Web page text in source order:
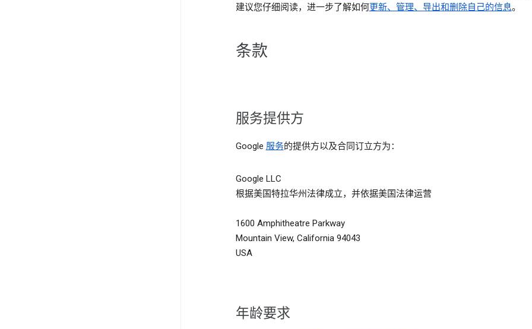
建议您仔细阅读，进一步了解如何更新、管理、导出和删除自己的信息。
条款
服务提供方
Google 服务的提供方以及合同订立方为：
Google LLC
根据美国特拉华州法律成立，并依据美国法律运营
1600 Amphitheatre Parkway
Mountain View, California 94043
USA
年龄要求